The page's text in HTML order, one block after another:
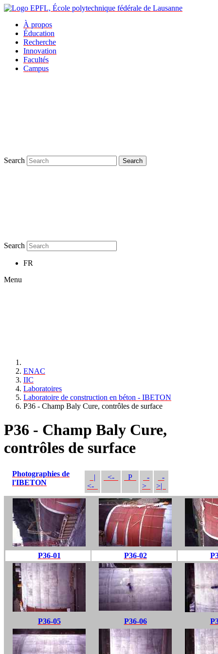
À propos
Éducation
Recherche
Innovation
Facultés
Campus
Search Search
Search
FR
Menu
ENAC
IIC
Laboratoires
Laboratoire de construction en béton - IBETON
P36 - Champ Baly Cure, contrôles de surface
P36 - Champ Baly Cure,
contrôles de surface
Photographies de
l'IBETON
|
<-
<- P
-
>
-
>|
P36-01 P36-02
P36-05 P36-06